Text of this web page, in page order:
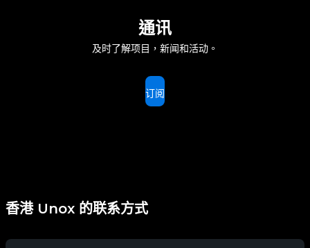
通讯
及时了解项目，新闻和活动。
订阅
香港 Unox 的联系方式